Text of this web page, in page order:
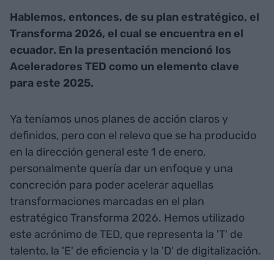
Hablemos, entonces, de su plan estratégico, el
Transforma 2026, el cual se encuentra en el
ecuador. En la presentación mencionó los
Aceleradores TED como un elemento clave
para este 2025.
Ya teníamos unos planes de acción claros y
definidos, pero con el relevo que se ha producido
en la dirección general este 1 de enero,
personalmente quería dar un enfoque y una
concreción para poder acelerar aquellas
transformaciones marcadas en el plan
estratégico Transforma 2026. Hemos utilizado
este acrónimo de TED, que representa la 'T' de
talento, la 'E' de eficiencia y la 'D' de digitalización.